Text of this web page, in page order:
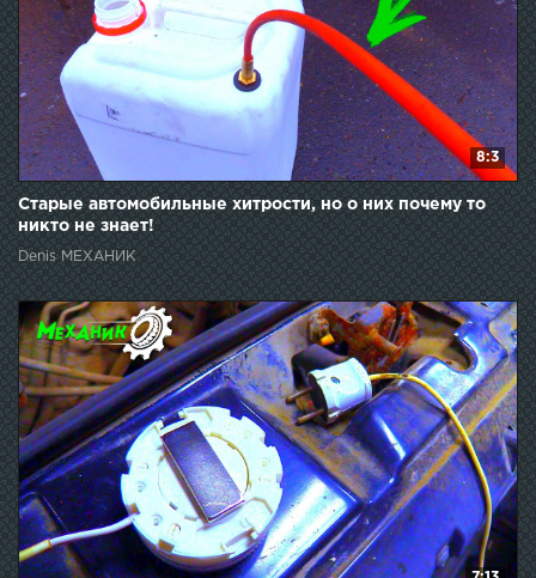
8:3
Старые автомобильные хитрости, но о них почему то
никто не знает!
Denis МЕХАНИК